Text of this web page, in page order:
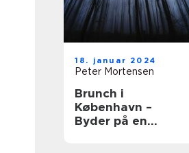
18. januar 2024
Peter Mortensen
Brunch i
København –
Byder på en